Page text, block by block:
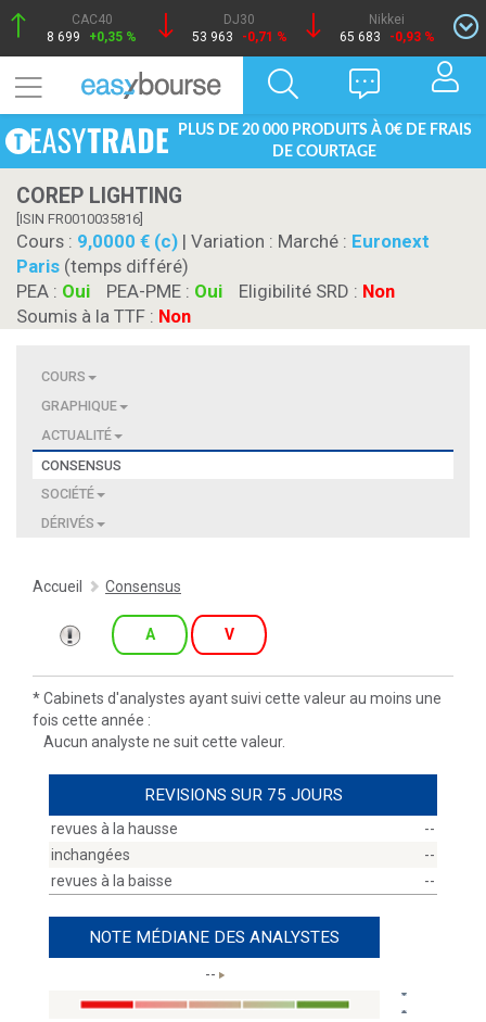
CAC40
8 699
+0,35 %
DJ30
53 963
-0,71 %
Nikkei
65 683
-0,93 %
PLUS DE 20 000 PRODUITS À 0€ DE FRAIS
DE COURTAGE
COREP LIGHTING
[ISIN FR0010035816]
Cours : 9,0000 € (c) | Variation : Marché : Euronext
Paris (temps différé)
PEA : Oui PEA-PME : Oui Eligibilité SRD : Non
Soumis à la TTF : Non
COURS
GRAPHIQUE
ACTUALITÉ
CONSENSUS
SOCIÉTÉ
DÉRIVÉS
Accueil Consensus
A V
*Cabinets d'analystes ayant suivi cette valeur au moins une
fois cette année :
Aucun analyste ne suit cette valeur.
REVISIONS SUR 75 JOURS
revues à la hausse
--
inchangées
--
revues à la baisse
--
NOTE MÉDIANE DES ANALYSTES
--